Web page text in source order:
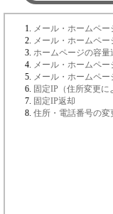
メール・ホームペ
メール・ホームペ
ホームページの容
メール・ホームペ
メール・ホームペ
固定IP（住所変更に
固定IP返却
住所・電話番号の変